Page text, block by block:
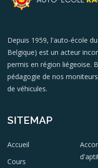
Depuis 1959, l'auto-école
Belgique) est un acteur
permis en région liégeoise.
pédagogie de nos
de véhicules.
SITEMAP
Accueil
Cours